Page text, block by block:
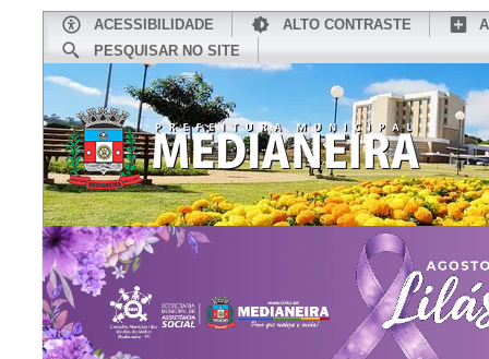
ACESSIBILIDADE ALTO CONTRASTE
PESQUISAR NO SITE
CONHEÇA MEDIANEIRA